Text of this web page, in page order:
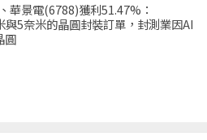
華景電(6788)獲利51.47%：
5奈米的晶圓封裝訂單，封測業因AI
圓